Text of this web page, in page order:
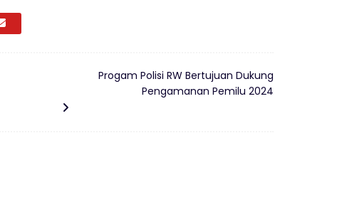
Progam Polisi RW Bertujuan Dukung
Pengamanan Pemilu 2024